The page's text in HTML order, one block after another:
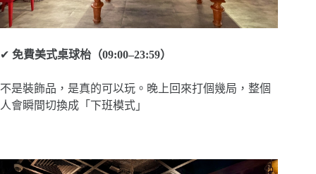
✔ 免費美式桌球枱（09:00–23:59）
不是裝飾品，是真的可以玩。晚上回來打個幾局，整個
人會瞬間切換成「下班模式」